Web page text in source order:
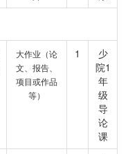
大作业（论
文、报告、
项目或作品
等）
1
少
院1
年
级
导
论
课